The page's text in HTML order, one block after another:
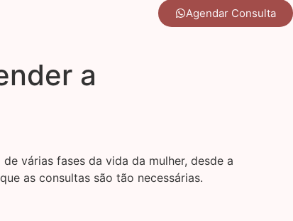
Agendar Consulta
a
várias fases da vida da mulher, desde a
as consultas são tão necessárias.